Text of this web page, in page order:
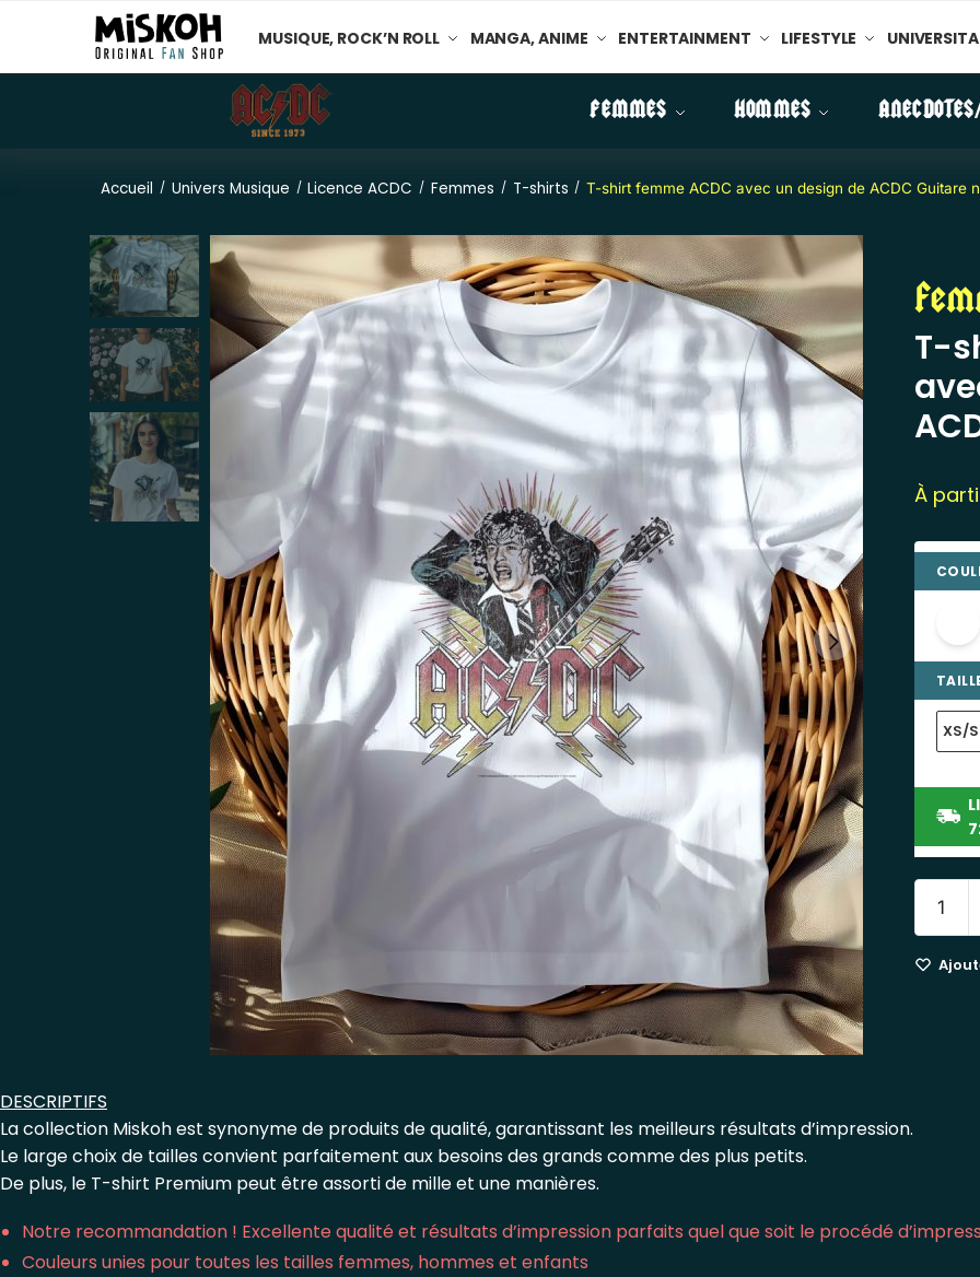
MUSIQUE, ROCK’N ROLL MANGA, ANIME ENTERTAINMENT LIFESTYLE
FEMMES HOMMES
Accueil / Univers Musique / Licence ACDC / Femmes / T-shirts / T-shirt femme ACDC avec un design de ACDC Guitare
T-
À
XS/S
DESCRIPTIFS
La collection Miskoh est synonyme de produits de qualité, garantissant les meilleurs résultats d’impression.
Le large choix de tailles convient parfaitement aux besoins des grands comme des plus petits.
De plus, le T-shirt Premium peut être assorti de mille et une manières.
Notre recommandation ! Excellente qualité et résultats d’impression parfaits quel que soit le procédé
Couleurs unies pour toutes les tailles femmes, hommes et enfants